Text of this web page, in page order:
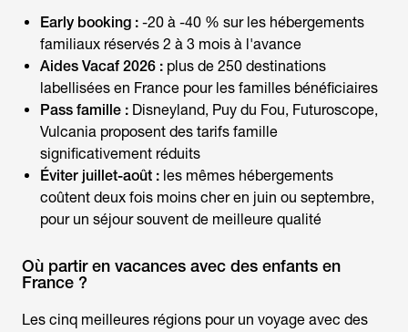
Early booking : -20 à -40 % sur les hébergements
familiaux réservés 2 à 3 mois à l'avance
Aides Vacaf 2026 : plus de 250 destinations
labellisées en France pour les familles bénéficiaires
Pass famille : Disneyland, Puy du Fou, Futuroscope,
Vulcania proposent des tarifs famille
significativement réduits
Éviter juillet-août : les mêmes hébergements
coûtent deux fois moins cher en juin ou septembre,
pour un séjour souvent de meilleure qualité
Où partir en vacances avec des enfants en
France ?
Les cinq meilleures régions pour un voyage avec des